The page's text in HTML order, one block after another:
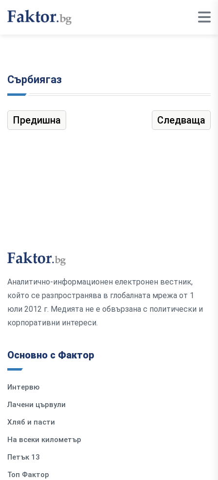
Сърбиягаз
Предишна Следваща
Аналитично-информационен електронен вестник,
който се разпространява в глобалната мрежа от 1
юли 2012 г. Медията не е обвързана с политически и
корпоративни интереси.
Основно с Фактор
Интервю
Лачени цървули
Хляб и пасти
На всеки километър
Петък 13
Топ Фактор